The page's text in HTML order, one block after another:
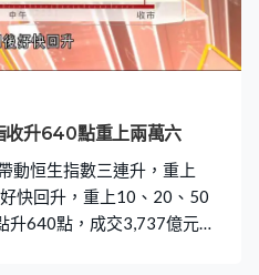
會。」李家誠指出，中環
，中環海濱項目Central
升640點重上兩萬六
動恒生指數三連升，重上
快回升，重上10、20、50
640點，成交3,737億元，